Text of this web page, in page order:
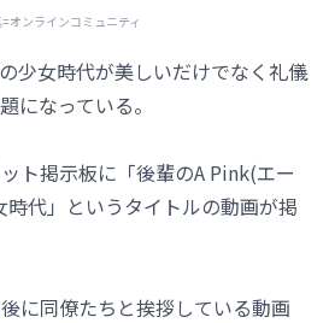
オンラインコミュニティ
少女時代が美しいだけでなく礼儀
になっている。
ト掲示板に「後輩のA Pink(エー
時代」というタイトルの動画が掲
に同僚たちと挨拶している動画